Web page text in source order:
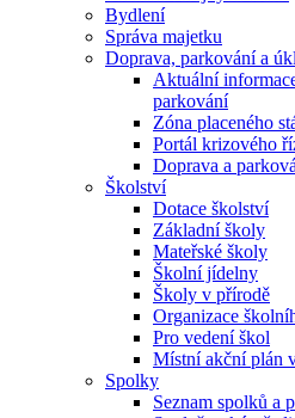
Bydlení
Správa majetku
Doprava, parkování a
Aktuální
parkování
Zóna placeného
Portál krizového
Doprava a
Školství
Dotace školství
Základní školy
Mateřské školy
Školní jídelny
Školy v přírodě
Organizace
Pro vedení škol
Místní akční plán
Spolky
Seznam spolků a